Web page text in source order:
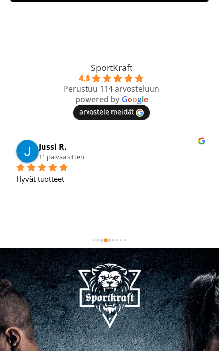
SportKraft
4.8
Perustuu 114 arvosteluun
powered by Google
arvostele meidät
Jussi R.
11 päivää sitten
Hyvät tuotteet